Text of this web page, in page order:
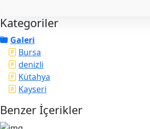
Kategoriler
Galeri
Bursa
denizli
Kütahya
Kayseri
Benzer İçerikler